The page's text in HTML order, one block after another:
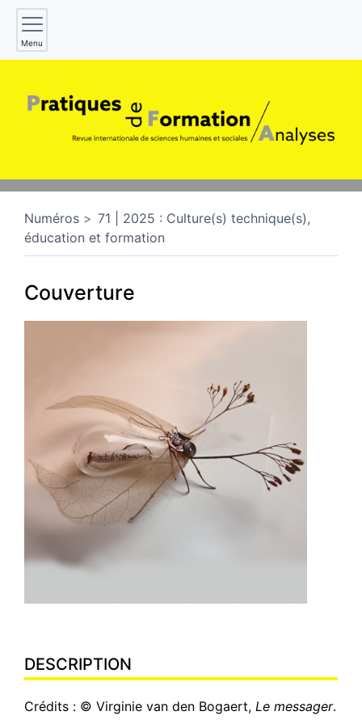
Menu
Numéros
71 | 2025 : Culture(s) technique(s),
éducation et formation
Couverture
DESCRIPTION
Crédits : © Virginie van den Bogaert, Le messager.